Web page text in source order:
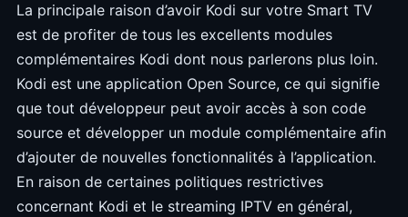
La principale raison d’avoir Kodi sur votre Smart TV
est de profiter de tous les excellents modules
complémentaires Kodi dont nous parlerons plus loin.
Kodi est une application Open Source, ce qui signifie
que tout développeur peut avoir accès à son code
source et développer un module complémentaire afin
d’ajouter de nouvelles fonctionnalités à l’application.
En raison de certaines politiques restrictives
concernant Kodi et le streaming IPTV en général,